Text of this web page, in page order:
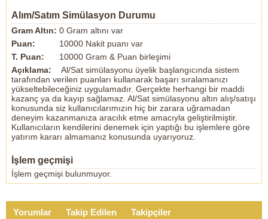
Alım/Satım Simülasyon Durumu
Gram Altın: 0 Gram altını var
Puan:
10000 Nakit puanı var
T. Puan:
10000 Gram & Puan birleşimi
Açıklama:
Al/Sat simülasyonu üyelik başlangıcında sistem
tarafından verilen puanları kullanarak başarı sıralamanızı
yükseltebileceğiniz uygulamadır. Gerçekte herhangi bir maddi
kazanç ya da kayıp sağlamaz. Al/Sat simülasyonu altın alış/satışı
konusunda siz kullanıcılarımızın hiç bir zarara uğramadan
deneyim kazanmanıza aracılık etme amacıyla geliştirilmiştir.
Kullanıcıların kendilerini denemek için yaptığı bu işlemlere göre
yatırım kararı almamanız konusunda uyarıyoruz.
İşlem geçmişi
İşlem geçmişi bulunmuyor.
Yorumlar Takip Edilen Takipçiler